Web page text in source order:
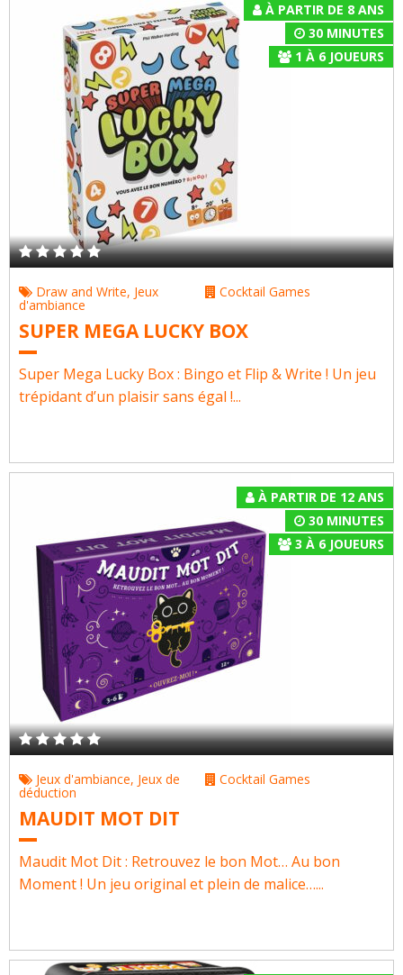
À PARTIR DE 8 ANS
30 MINUTES
1 À 6JOUEURS
Draw and Write, Jeux
d'ambiance
Cocktail Games
SUPER MEGA LUCKY BOX
Super Mega Lucky Box : Bingo et Flip & Write ! Un jeu
trépidant d’un plaisir sans égal !...
À PARTIR DE 12 ANS
30 MINUTES
3 À 6JOUEURS
Jeux d'ambiance, Jeux de
déduction
Cocktail Games
MAUDIT MOT DIT
Maudit Mot Dit : Retrouvez le bon Mot… Au bon
Moment ! Un jeu original et plein de malice…...